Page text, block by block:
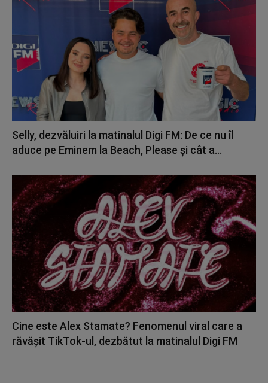
Selly, dezvăluiri la matinalul Digi FM: De ce nu îl
aduce pe Eminem la Beach, Please și cât a...
Cine este Alex Stamate? Fenomenul viral care a
răvășit TikTok-ul, dezbătut la matinalul Digi FM